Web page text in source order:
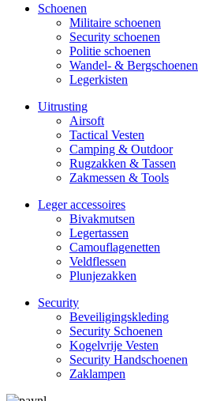
Schoenen
Militaire schoe­nen
Security schoenen
Politie schoenen
Wandel- & Berg­­schoenen
Legerkisten
Uitrusting
Airsoft
Tactical Ves­ten
Camping & Outdoor
Rugzakken & Tassen
Zakmessen & Tools
Leger accessoires
Bivakmutsen
Legertassen
Camouflage­­netten
Veldflessen
Plunjezakken
Security
Beveiligings­­kleding
Security Schoenen
Kogelvrije Vesten
Security Hand­­schoenen
Zaklampen